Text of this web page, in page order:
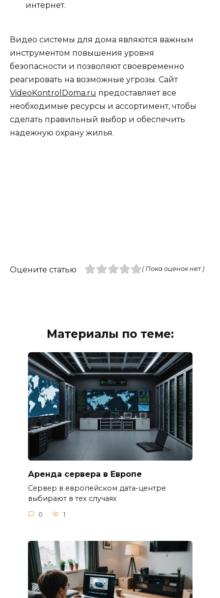
интернет.
Видео системы для дома являются важным
инструментом повышения уровня
безопасности и позволяют своевременно
реагировать на возможные угрозы. Сайт
VideoKontrolDoma.ru предоставляет все
необходимые ресурсы и ассортимент, чтобы
сделать правильный выбор и обеспечить
надежную охрану жилья.
Оцените статью ( Пока оценок нет )
Материалы по теме:
Аренда сервера в Европе
Сервер в европейском дата-центре
выбирают в тех случаях
0 1